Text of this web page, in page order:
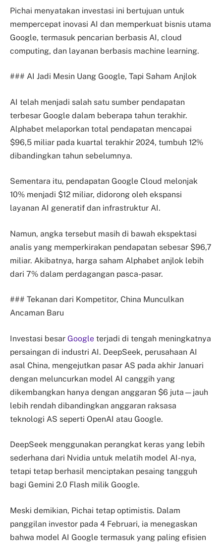
Pichai menyatakan investasi ini bertujuan untuk
mempercepat inovasi AI dan memperkuat bisnis utama
Google, termasuk pencarian berbasis AI, cloud
computing, dan layanan berbasis machine learning.
### AI Jadi Mesin Uang Google, Tapi Saham Anjlok
AI telah menjadi salah satu sumber pendapatan
terbesar Google dalam beberapa tahun terakhir.
Alphabet melaporkan total pendapatan mencapai
$96,5 miliar pada kuartal terakhir 2024, tumbuh 12%
dibandingkan tahun sebelumnya.
Sementara itu, pendapatan Google Cloud melonjak
10% menjadi $12 miliar, didorong oleh ekspansi
layanan AI generatif dan infrastruktur AI.
Namun, angka tersebut masih di bawah ekspektasi
analis yang memperkirakan pendapatan sebesar $96,7
miliar. Akibatnya, harga saham Alphabet anjlok lebih
dari 7% dalam perdagangan pasca-pasar.
### Tekanan dari Kompetitor, China Munculkan
Ancaman Baru
Investasi besar Google terjadi di tengah meningkatnya
persaingan di industri AI. DeepSeek, perusahaan AI
asal China, mengejutkan pasar AS pada akhir Januari
dengan meluncurkan model AI canggih yang
dikembangkan hanya dengan anggaran $6 juta—jauh
lebih rendah dibandingkan anggaran raksasa
teknologi AS seperti OpenAI atau Google.
DeepSeek menggunakan perangkat keras yang lebih
sederhana dari Nvidia untuk melatih model AI-nya,
tetapi tetap berhasil menciptakan pesaing tangguh
bagi Gemini 2.0 Flash milik Google.
Meski demikian, Pichai tetap optimistis. Dalam
panggilan investor pada 4 Februari, ia menegaskan
bahwa model AI Google termasuk yang paling efisien